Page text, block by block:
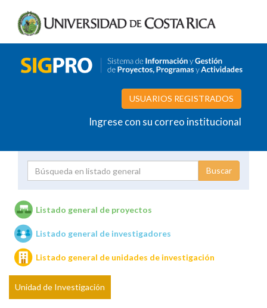
USUARIOS REGISTRADOS
Ingrese con su correo institucional
Unidades de investigación
Listado general de proyectos
Listado general de investigadores
Listado general de unidades de investigación
Unidad de Investigación